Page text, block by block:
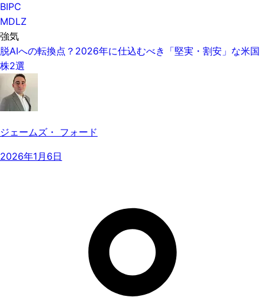
BIPC
MDLZ
強気
脱AIへの転換点？2026年に仕込むべき「堅実・割安」な米国
株2選
ジェームズ・ フォード
2026年1月6日